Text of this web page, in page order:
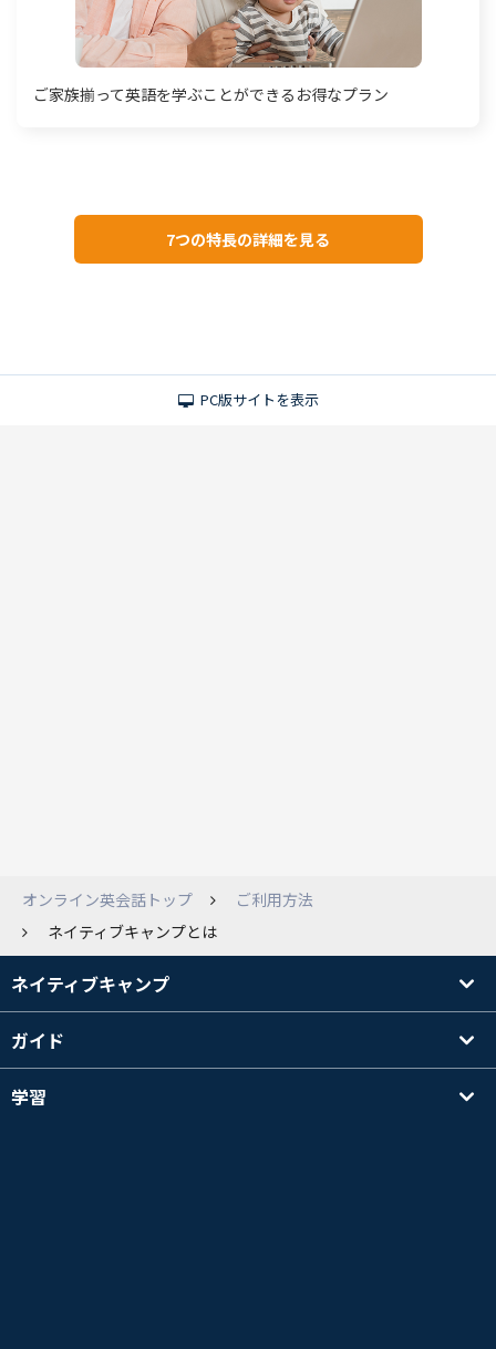
ご家族揃って英語を学ぶことができるお得なプラン
7つの特長の詳細を見る
PC版サイトを表示
オンライン英会話トップ
ご利用方法
ネイティブキャンプとは
ネイティブキャンプ
ガイド
学習